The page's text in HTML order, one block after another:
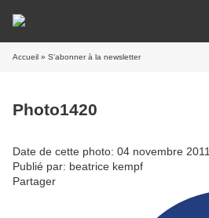
Accueil » S'abonner à la newsletter
Photo1420
Date de cette photo: 04 novembre 2011
Publié par: beatrice kempf
Partager